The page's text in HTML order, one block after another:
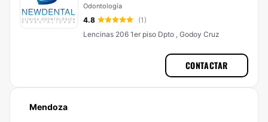
Odontología
4.8
(1)
Lencinas 206 1er piso Dpto , Godoy Cruz
CONTACTAR
Mendoza